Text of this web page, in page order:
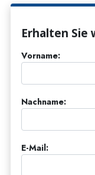
Erhalten
Vorname:
Nachname:
E-Mail: